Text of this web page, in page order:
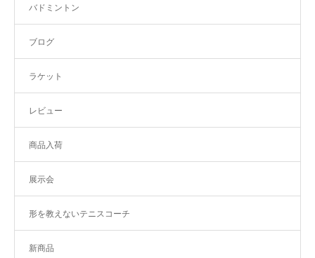
バドミントン
ブログ
ラケット
レビュー
商品入荷
展示会
形を教えないテニスコーチ
新商品